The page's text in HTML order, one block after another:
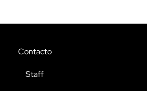
Contacto
Staff